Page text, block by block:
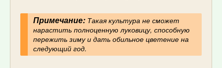
Примечание:Такая культура не сможет
нарастить полноценную луковицу, способную
пережить зиму и дать обильное цветение на
следующий год.